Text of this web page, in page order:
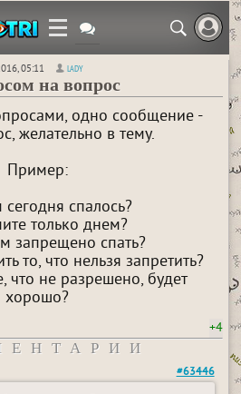
05:11 LADY
на вопрос
одно сообщение -
желательно в тему.
Пример:
спалось?
только днем?
запрещено спать?
то, что нельзя запретить?
что не разрешено, будет
хорошо?
+4
#63446